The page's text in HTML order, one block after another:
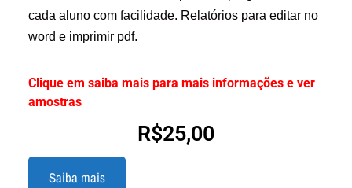
cada aluno com facilidade. Relatórios para editar no
word e imprimir pdf.
Clique em saiba mais para mais informações e ver
amostras
R$25,00
Saiba mais